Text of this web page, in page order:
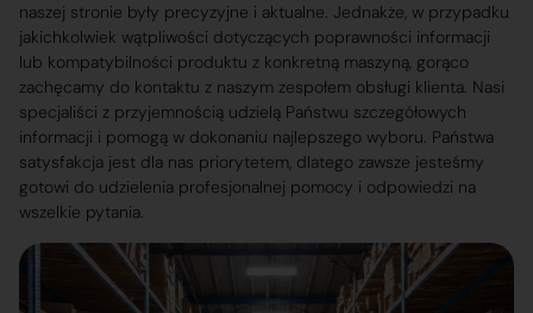
naszej stronie były precyzyjne i aktualne. Jednakże, w przypadku
jakichkolwiek wątpliwości dotyczących poprawności informacji
lub kompatybilności produktu z konkretną maszyną, gorąco
zachęcamy do kontaktu z naszym zespołem obsługi klienta. Nasi
specjaliści z przyjemnością udzielą Państwu szczegółowych
informacji i pomogą w dokonaniu najlepszego wyboru. Państwa
satysfakcja jest dla nas priorytetem, dlatego zawsze jesteśmy
gotowi do udzielenia profesjonalnej pomocy i odpowiedzi na
wszelkie pytania.